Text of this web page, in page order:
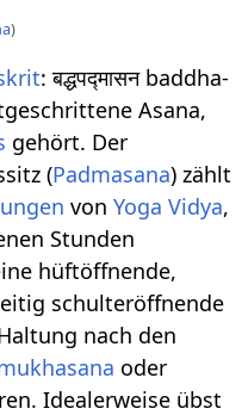
)
: बद्धपद्मासन baddha-
Asana,
gehört. Der
(Padmasana) zählt
vonYoga Vidya,
Stunden
hüftöffnende,
schulteröffnende
nach den
oder
Idealerweise übst